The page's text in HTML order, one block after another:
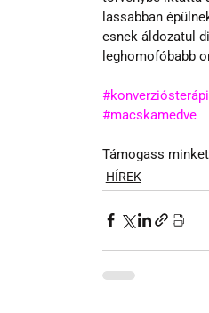
lassabban
esnek áldozatul
leghomofóbabb
#macskamedve
Támogass
HÍREK